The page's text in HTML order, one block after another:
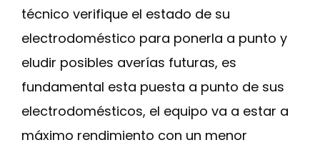
técnico verifique el estado de su
electrodoméstico para ponerla a punto y
eludir posibles averías futuras, es
fundamental esta puesta a punto de sus
electrodomésticos, el equipo va a estar a
máximo rendimiento con un menor